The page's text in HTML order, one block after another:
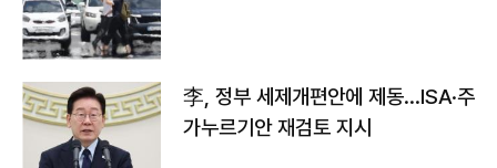
李, 정부 세제개편안에 제동…ISA·주
가누르기안 재검토 지시